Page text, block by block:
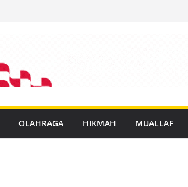
OLAHRAGA HIKMAH MUALLAF